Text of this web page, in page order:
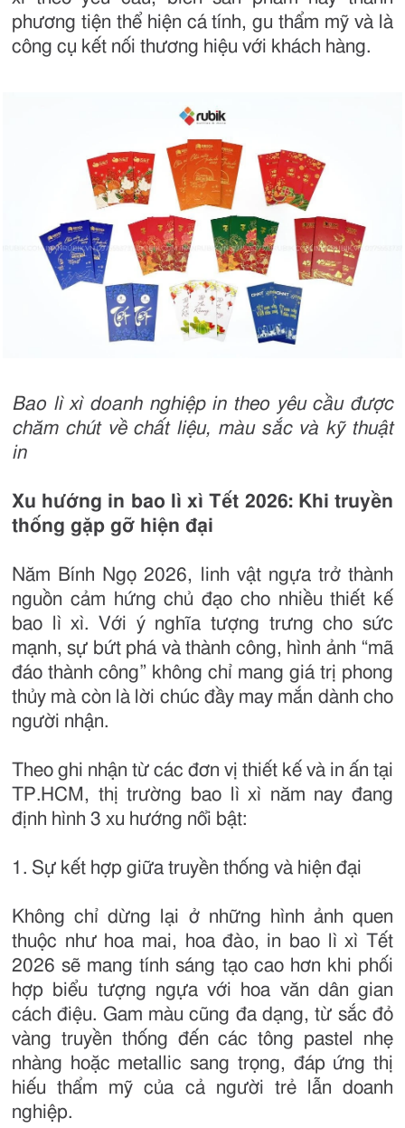
phương tiện thể hiện cá tính, gu thẩm mỹ và là
công cụ kết nối thương hiệu với khách hàng.
Bao lì xì doanh nghiệp in theo yêu cầu được
chăm chút về chất liệu, màu sắc và kỹ thuật
in
Xu hướng in bao lì xì Tết 2026: Khi truyền
thống gặp gỡ hiện đại
Năm Bính Ngọ 2026, linh vật ngựa trở thành
nguồn cảm hứng chủ đạo cho nhiều thiết kế
bao lì xì. Với ý nghĩa tượng trưng cho sức
mạnh, sự bứt phá và thành công, hình ảnh “mã
đáo thành công” không chỉ mang giá trị phong
thủy mà còn là lời chúc đầy may mắn dành cho
người nhận.
Theo ghi nhận từ các đơn vị thiết kế và in ấn tại
TP.HCM, thị trường bao lì xì năm nay đang
định hình 3 xu hướng nổi bật:
1. Sự kết hợp giữa truyền thống và hiện đại
Không chỉ dừng lại ở những hình ảnh quen
thuộc như hoa mai, hoa đào, in bao lì xì Tết
2026 sẽ mang tính sáng tạo cao hơn khi phối
hợp biểu tượng ngựa với hoa văn dân gian
cách điệu. Gam màu cũng đa dạng, từ sắc đỏ
vàng truyền thống đến các tông pastel nhẹ
nhàng hoặc metallic sang trọng, đáp ứng thị
hiếu thẩm mỹ của cả người trẻ lẫn doanh
nghiệp.